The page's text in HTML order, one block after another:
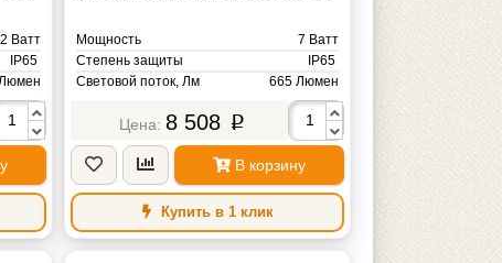
Ватт
IP65
Вольт
1 кг
Мощность
7 Ватт
Степень защиты
IP65
Световой поток, Лм
665 Люмен
6000K Кельвин
Напряжение питания
AC/DС 24V Вольт
Материал корпуса
алюминий
Индекс цветопередачи, CRI
Длина, мм
370 мм
8 508 p
В корзину
Купить в 1 клик